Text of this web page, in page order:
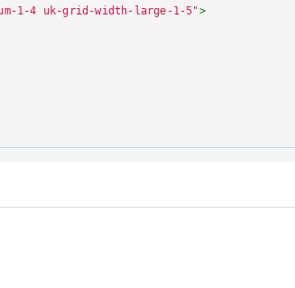
1-4 uk-grid-width-large-1-5">